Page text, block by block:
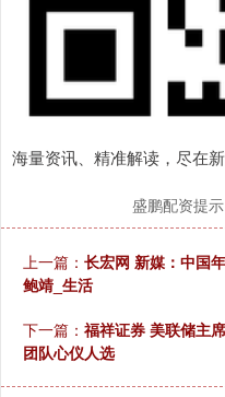
海量资讯、精准解读，尽在
盛鹏配资提
上一篇： 长宏网 新媒：中国
鲍靖_生活
下一篇： 福祥证券 美联储主
团队心仪人选